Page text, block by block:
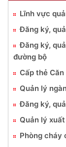
Lĩnh vực
Đăng ký,
Đăng ký,
đường bộ
Cấp thẻ
Quản lý
Đăng ký,
Quản lý
Phòng cháy